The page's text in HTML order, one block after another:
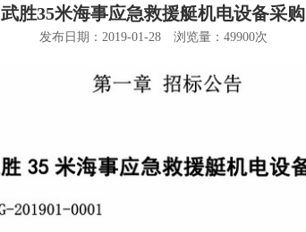
武胜35米海事应急救援艇机电设备采购
发布日期：2019-01-28 浏览量：49900次